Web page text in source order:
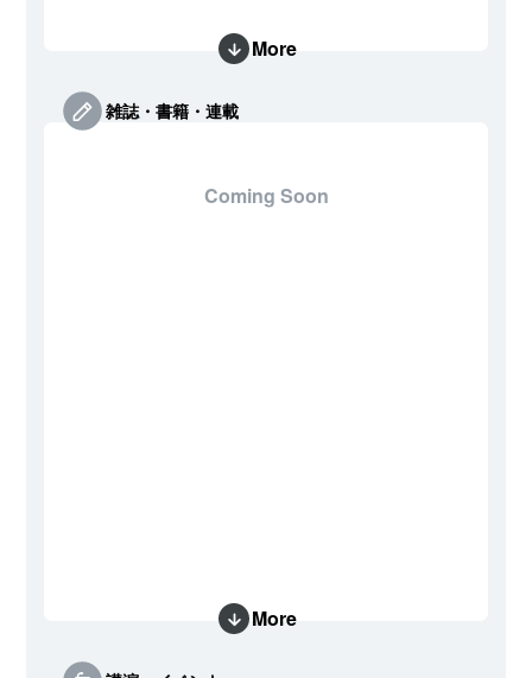
More
雑誌・書籍・連載
Coming Soon
More